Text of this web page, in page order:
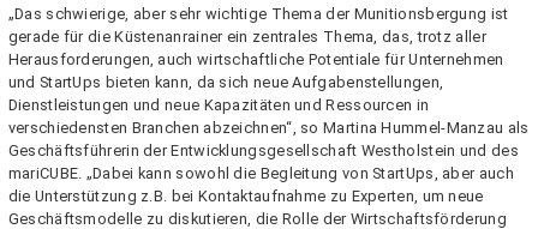
„Das schwierige, aber sehr wichtige Thema der Munitionsbergung ist
gerade für die Küstenanrainer ein zentrales Thema, das, trotz aller
Herausforderungen, auch wirtschaftliche Potentiale für Unternehmen
und StartUps bieten kann, da sich neue Aufgabenstellungen,
Dienstleistungen und neue Kapazitäten und Ressourcen in
verschiedensten Branchen abzeichnen“, so Martina Hummel-Manzau als
Geschäftsführerin der Entwicklungsgesellschaft Westholstein und des
mariCUBE. „Dabei kann sowohl die Begleitung von StartUps, aber auch
die Unterstützung z.B. bei Kontaktaufnahme zu Experten, um neue
Geschäftsmodelle zu diskutieren, die Rolle der Wirtschaftsförderung